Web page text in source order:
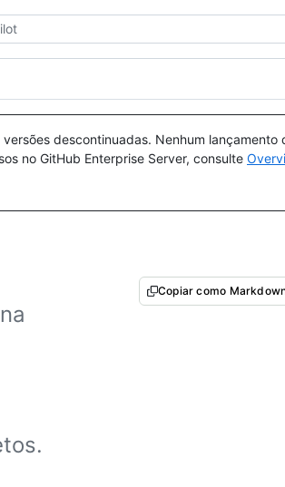
descontinuadas. Nenhum
no GitHub Enterprise Server, consulte
Copiar como